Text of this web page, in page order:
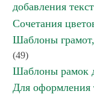
добавления
Сочетания
Шаблоны
(49)
Шаблоны рамок
Для оформления